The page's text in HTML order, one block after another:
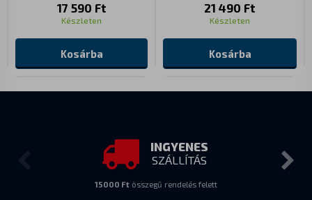
17 590 Ft
Készleten
Kosárba
21 490 Ft
Készleten
Kosárba
INGYENES
SZÁLLÍTÁS
15000 Ft összegű rendelés felett